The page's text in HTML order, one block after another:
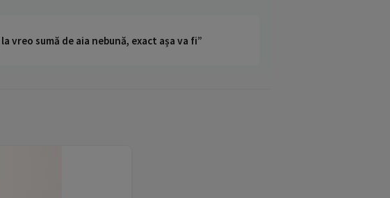
vreo sumă de aia nebună, exact așa va fi”